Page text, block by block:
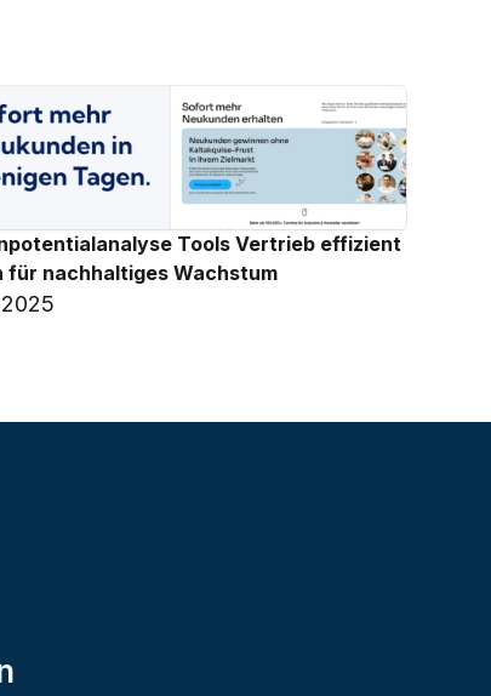
Tools Vertrieb effizient
für nachhaltiges Wachstum